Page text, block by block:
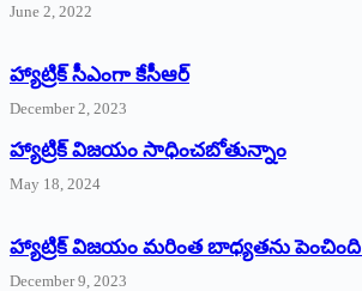
June 2, 2022
హ్యాట్రిక్‌ ‌సీఎంగా కేసీఆర్‌
December 2, 2023
హ్యాట్రిక్‌ విజయం సాధించబోతున్నాం
May 18, 2024
హ్యాట్రిక్ విజయం మరింత బాధ్యతను పెంచింది
December 9, 2023